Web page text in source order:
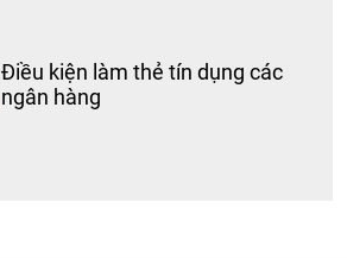
Điều kiện làm thẻ tín dụng các
ngân hàng